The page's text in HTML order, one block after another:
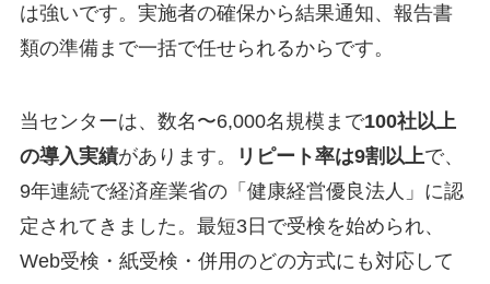
は強いです。実施者の確保から結果通知、報告書
類の準備まで一括で任せられるからです。
当センターは、数名〜6,000名規模まで100社以上
の導入実績があります。 リピート率は9割以上で、
9年連続で経済産業省の「健康経営優良法人」に認
定されてきました。最短3日で受検を始められ、
Web受検・紙受検・併用のどの方式にも対応して